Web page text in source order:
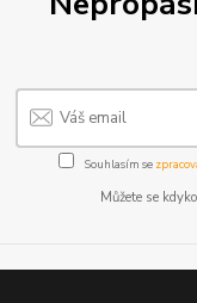
Souhlasím se
Můžete se